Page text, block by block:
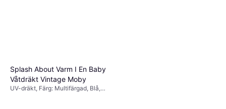
Splash About Varm I En Baby
Våtdräkt Vintage Moby
UV-dräkt, Färg: Multifärgad, Blå,